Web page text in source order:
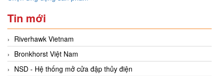
Tin mới
Riverhawk Vietnam
Bronkhorst Việt Nam
NSD - Hệ thống mở cửa đập thủy điện